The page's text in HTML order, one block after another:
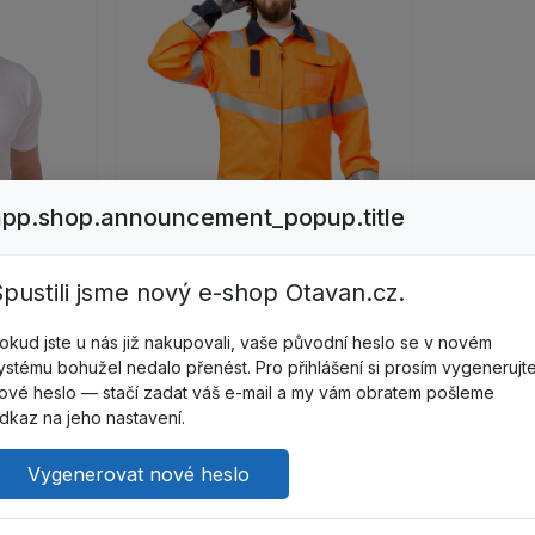
Férfi nyári munkanadrág termék részleteinek megjelenítése
TERMINAL-A
Z97950
jsme nový e-shop Otavan.cz.
jste u nás již nakupovali, vaše původní heslo se v novém
bohužel nedalo přenést. Pro přihlášení si prosím vygenerujte
heslo — stačí zadat váš e-mail a my vám obratem pošleme
na jeho nastavení.
Vygenerovat nové heslo